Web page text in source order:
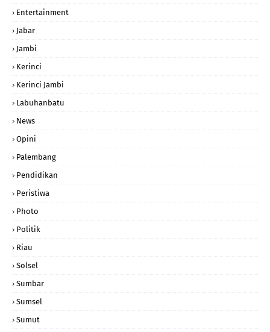
Entertainment
Jabar
Jambi
Kerinci
Kerinci Jambi
Labuhanbatu
News
Opini
Palembang
Pendidikan
Peristiwa
Photo
Politik
Riau
Solsel
Sumbar
Sumsel
Sumut